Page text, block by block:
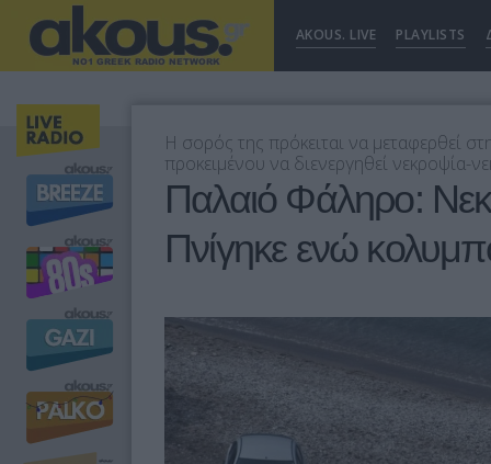
AKOUS. LIVE PLAYLISTS
Η σορός της πρόκειται να μεταφερθεί
προκειμένου να διενεργηθεί νεκροψία-
Παλαιό Φάληρο:
Πνίγηκε ενώ